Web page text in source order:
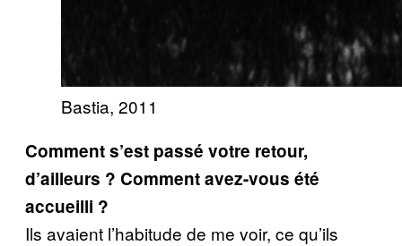
Bastia, 2011
Comment s’est passé votre retour,
d’ailleurs ? Comment avez-vous été
accueilli ?
Ils avaient l’habitude de me voir, ce qu’ils